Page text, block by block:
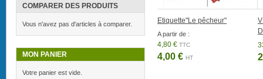
Etiquette"Le pêcheur"
A partir de :
4,80 € TTC
4,00 € HT
COMPARER DES PRODUITS
Vous n'avez pas d'articles à comparer.
MON PANIER
Votre panier est vide.